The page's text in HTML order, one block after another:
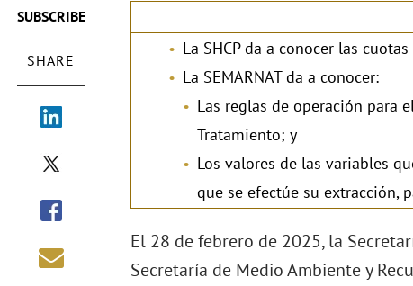
SUBSCRIBE
SHARE
La SHCP da a conocer las
La SEMARNAT da a conocer:
Las reglas de operación para
Tratamiento; y
Los valores de las variables
que se efectúe su extracción,
El 28 de febrero de 2025, la
Secretaría de Medio Ambiente y